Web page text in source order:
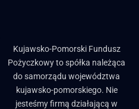
Kujawsko-Pomorski Fundusz
Pożyczkowy to spółka należąca
do samorządu województwa
kujawsko-pomorskiego. Nie
jesteśmy firmą działającą w